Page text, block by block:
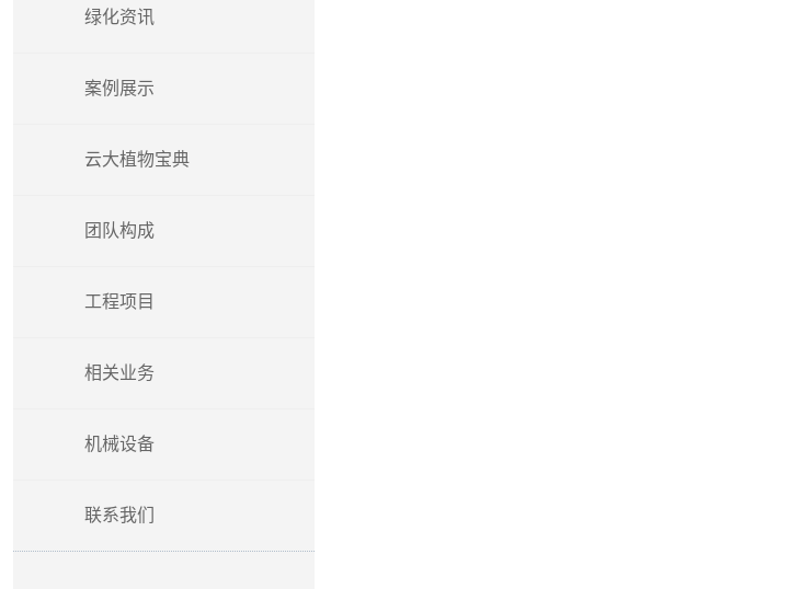
绿化资讯
案例展示
云大植物宝典
团队构成
工程项目
相关业务
机械设备
联系我们